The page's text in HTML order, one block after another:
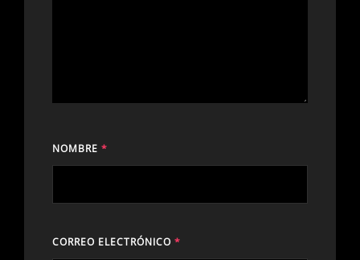
NOMBRE *
CORREO ELECTRÓNICO *